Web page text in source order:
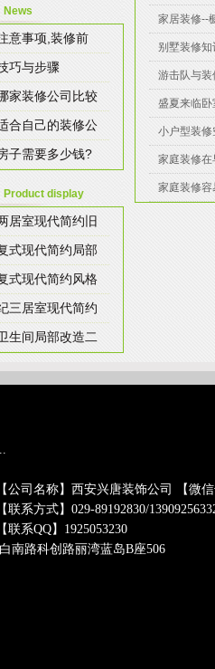
News
意事项,装修前
巧与步骤
家装修公司比较
合自己的装修公
子需要多少钱?
Product display
居室现代简约旧
式现代简约局部
式现代简约风格
三居室现代简约
生间局部改造二
家居装修--
别墅装修知
游击队与装
盛夏来临
小户型装
家庭装修在
家庭装修容
【公司名称】西安兴唐装饰公司 【微
【联系方式】029-89192830/
【联系QQ】1925053230
南路科创路丽湾蓝岛B座506